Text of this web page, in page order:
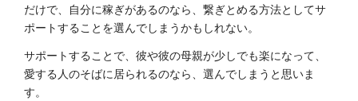
だけで、自分に稼ぎがあるのなら、繋ぎとめる方法としてサ
ポートすることを選んでしまうかもしれない。
サポートすることで、彼や彼の母親が少しでも楽になって、
愛する人のそばに居られるのなら、選んでしまうと思いま
す。